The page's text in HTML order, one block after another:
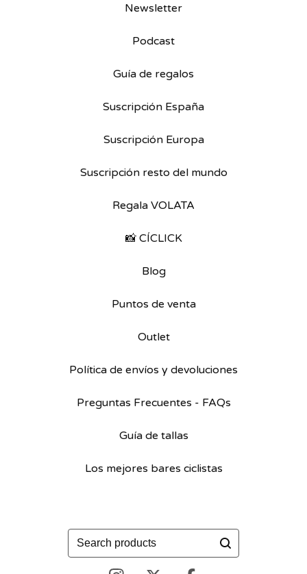
Newsletter
Podcast
Guía de regalos
Suscripción España
Suscripción Europa
Suscripción resto del mundo
Regala VOLATA
📸 CÍCLICK
Blog
Puntos de venta
Outlet
Política de envíos y devoluciones
Preguntas Frecuentes - FAQs
Guía de tallas
Los mejores bares ciclistas
Buscar
productos